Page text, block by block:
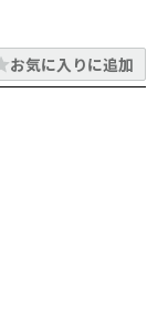
お気に入りに追加